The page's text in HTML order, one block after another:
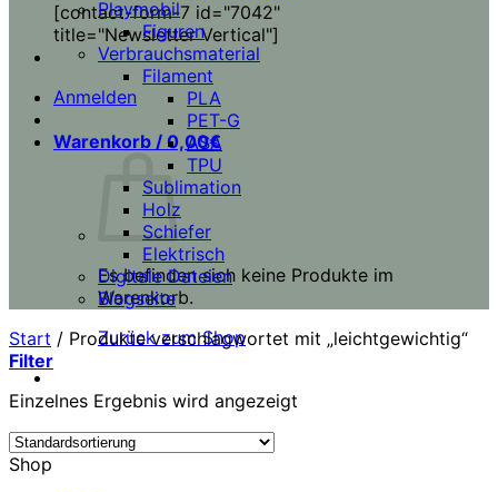
[contact-form-7 id="7042"
title="Newsletter Vertical"]
Anmelden
Warenkorb / 0,00€
Es befinden sich keine Produkte im
Warenkorb.
Zurück zum Shop
Playmobil
Figuren
Verbrauchsmaterial
Filament
PLA
PET-G
ASA
TPU
Sublimation
Holz
Schiefer
Elektrisch
Digitale Dateien
Blogseite
Start / Produkte verschlagwortet mit „leichtgewichtig“
Filter
Einzelnes Ergebnis wird angezeigt
Shop